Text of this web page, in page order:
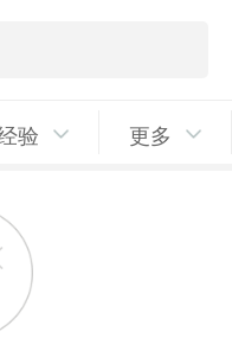
验 更多